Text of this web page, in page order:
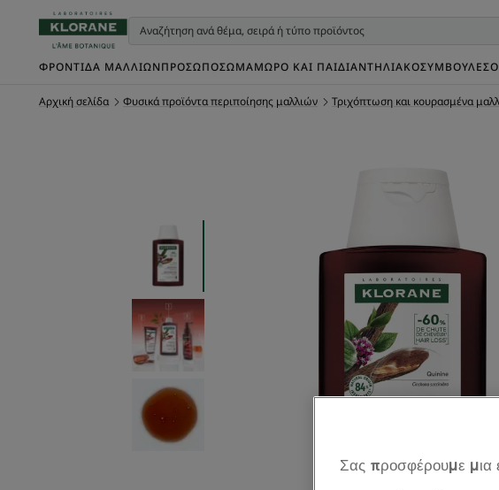
ΦΡΟΝΤΊΔΑ ΜΑΛΛΙΏΝΠΡΌΣΩΠΟΣΏΜΑΜΩΡΌ ΚΑΙ ΠΑΙΔΊΑΝΤΗΛΙΑΚΌΣΥΜΒΟΥΛΈΣ
Αρχική σελίδα Φυσικά προϊόντα περιποίησης μαλλιών Τριχόπτωση και κουρασμένα
Σας προσφέρουμε μια